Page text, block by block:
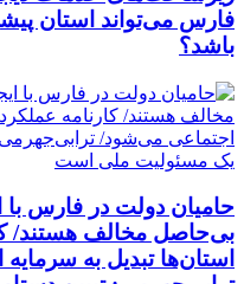
فارس می‌تواند استان
باشد؟
حامیان دولت در فارس با
بی‌حاصل مخالف هستند/
استان‌ها تبدیل به